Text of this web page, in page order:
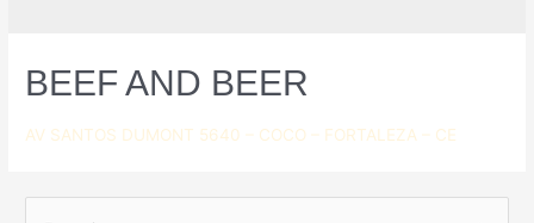
BEEF AND BEER
AV SANTOS DUMONT 5640 – COCO – FORTALEZA – CE